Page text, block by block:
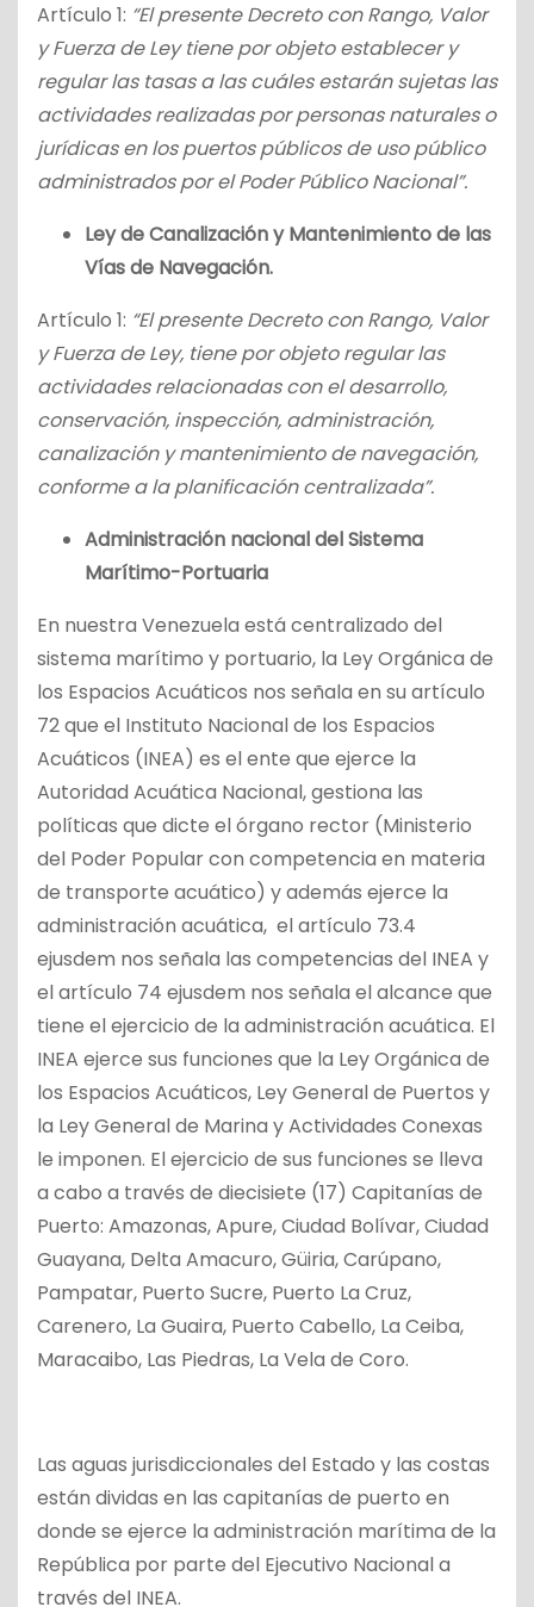
Artículo 1: “El presente Decreto con Rango, Valor
y Fuerza de Ley tiene por objeto establecer y
regular las tasas a las cuáles estarán sujetas las
actividades realizadas por personas naturales o
jurídicas en los puertos públicos de uso público
administrados por el Poder Público Nacional”.
Ley de Canalización y Mantenimiento de las
Vías de Navegación.
Artículo 1: “El presente Decreto con Rango, Valor
y Fuerza de Ley, tiene por objeto regular las
actividades relacionadas con el desarrollo,
conservación, inspección, administración,
canalización y mantenimiento de navegación,
conforme a la planificación centralizada”.
Administración nacional del Sistema
Marítimo-Portuaria
En nuestra Venezuela está centralizado del
sistema marítimo y portuario, la Ley Orgánica de
los Espacios Acuáticos nos señala en su artículo
72 que el Instituto Nacional de los Espacios
Acuáticos (INEA) es el ente que ejerce la
Autoridad Acuática Nacional, gestiona las
políticas que dicte el órgano rector (Ministerio
del Poder Popular con competencia en materia
de transporte acuático) y además ejerce la
administración acuática, el artículo 73.4
ejusdem nos señala las competencias del INEA y
el artículo 74 ejusdem nos señala el alcance que
tiene el ejercicio de la administración acuática. El
INEA ejerce sus funciones que la Ley Orgánica de
los Espacios Acuáticos, Ley General de Puertos y
la Ley General de Marina y Actividades Conexas
le imponen. El ejercicio de sus funciones se lleva
a cabo a través de diecisiete (17) Capitanías de
Puerto: Amazonas, Apure, Ciudad Bolívar, Ciudad
Guayana, Delta Amacuro, Güiria,Carúpano,
Pampatar, Puerto Sucre, Puerto La Cruz,
Carenero, La Guaira, Puerto Cabello, La Ceiba,
Maracaibo, Las Piedras, La Vela de Coro.
Las aguas jurisdiccionales del Estado y las costas
están dividas en las capitanías de puerto en
donde se ejerce la administración marítima de la
República por parte del Ejecutivo Nacional a
través del INEA.